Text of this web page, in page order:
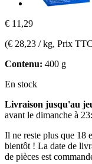
€ 11,29
(€ 28,23 / kg, Prix
Contenu: 400 g
En stock
Livraison jusqu'au
avant le dimanche à
Il ne reste plus que 18
bientôt ! La date de
de pièces est